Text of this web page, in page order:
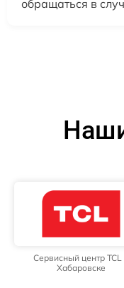
обращаться в
Сервисный центр TCL
Хабаровске